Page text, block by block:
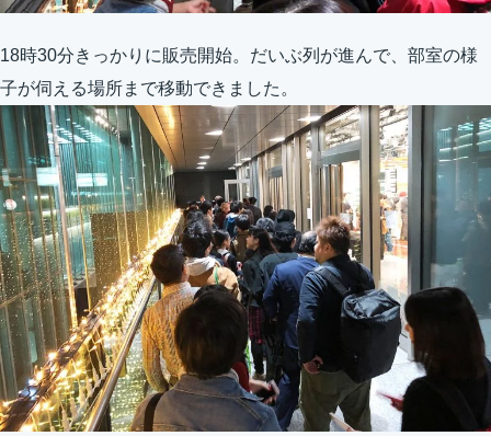
18時30分きっかりに販売開始。だいぶ列が進んで、部室の様
子が伺える場所まで移動できました。